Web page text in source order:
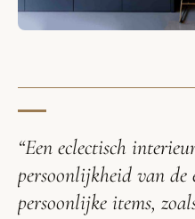
“Een eclectisch
persoonlijkheid van de
persoonlijke items,